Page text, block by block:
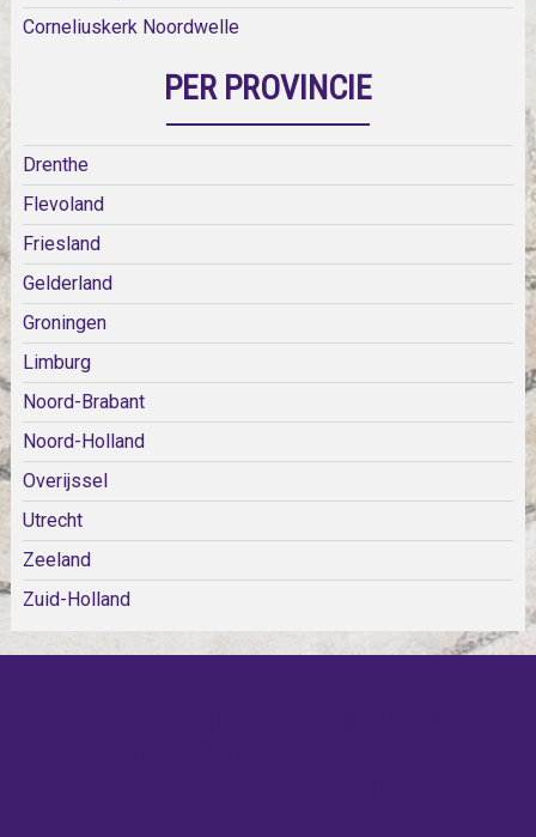
Corneliuskerk Noordwelle
PER PROVINCIE
Drenthe
Flevoland
Friesland
Gelderland
Groningen
Limburg
Noord-Brabant
Noord-Holland
Overijssel
Utrecht
Zeeland
Zuid-Holland